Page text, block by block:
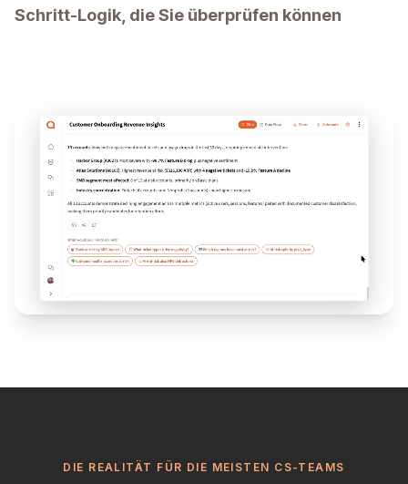
Schritt-Logik, die Sie überprüfen können
DIE REALITÄT FÜR DIE MEISTEN CS-TEAMS